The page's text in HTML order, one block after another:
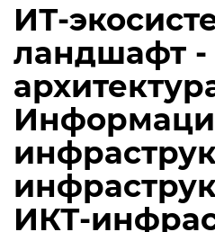
ИТ-
ландшафт -
ИКТ-